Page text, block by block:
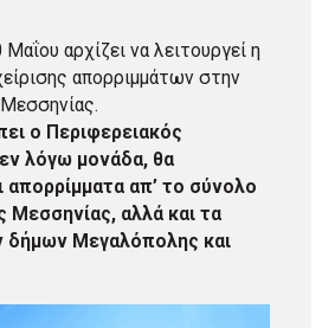
αρχίζει να λειτουργεί η
απορριμμάτων στην
ο Περιφερειακός
λόγω μονάδα, θα
απορρίμματα απ’ το σύνολο
αλλά και τα
δήμων Μεγαλόπολης και